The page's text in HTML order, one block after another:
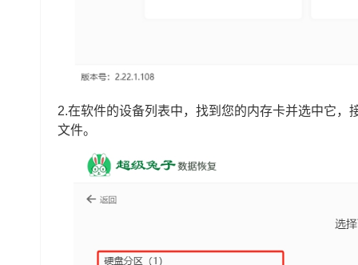
2.在软件的设备列表中，找到您的内存卡并选中它，
文件。